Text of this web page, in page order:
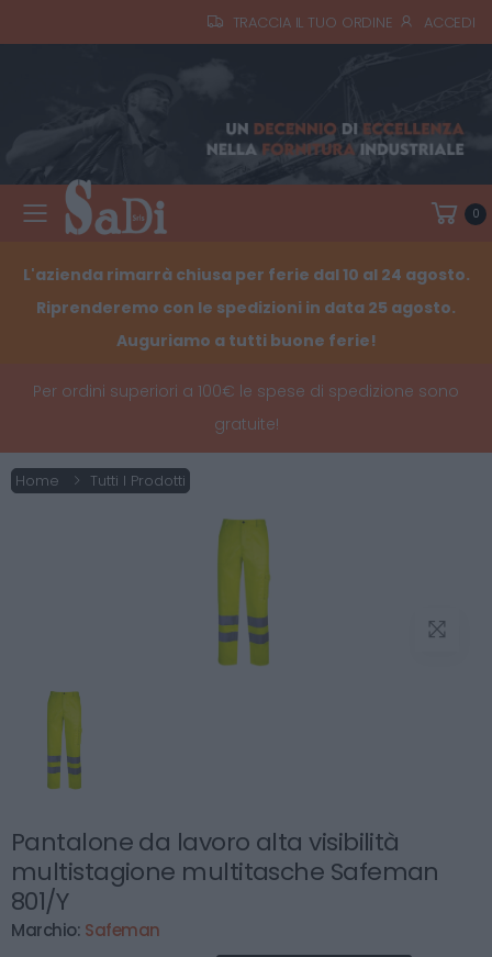
TRACCIA IL TUO ORDINE ACCEDI
Toggle mobile menu 0
L'azienda rimarrà chiusa per ferie dal 10 al 24 agosto.
Riprenderemo con le spedizioni in data 25 agosto.
Auguriamo a tutti buone ferie!
Per ordini superiori a 100€ le spese di spedizione sono
gratuite!
Home Tutti I Prodotti
Pantalone da lavoro alta visibilità
multistagione multitasche Safeman
801/Y
Marchio: Safeman